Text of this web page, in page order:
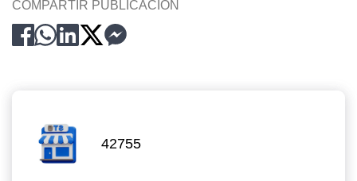
COMPARTIR PUBLICACION
42755